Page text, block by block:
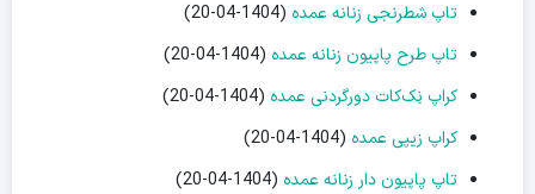
تاپ شطرنجی زنانه عمده (1404-04-20)
تاپ طرح پاپیون زنانه عمده (1404-04-20)
کراپ نِک‌کات دورگردنی عمده (1404-04-20)
کراپ زیپی عمده (1404-04-20)
تاپ پاپیون دار زنانه عمده (1404-04-20)